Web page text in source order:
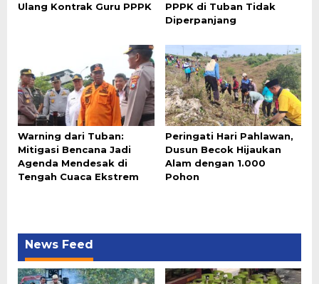
Ulang Kontrak Guru PPPK
PPPK di Tuban Tidak
Diperpanjang
Warning dari Tuban:
Mitigasi Bencana Jadi
Agenda Mendesak di
Tengah Cuaca Ekstrem
Peringati Hari Pahlawan,
Dusun Becok Hijaukan
Alam dengan 1.000
Pohon
News Feed